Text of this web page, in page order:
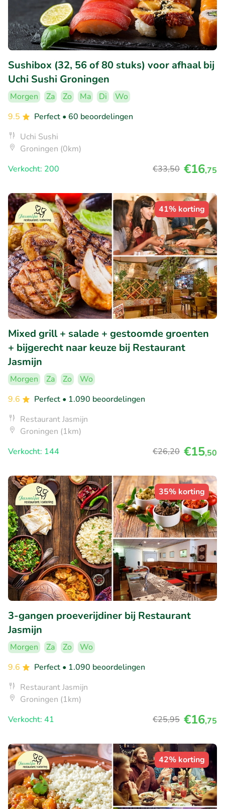
Sushibox (32, 56 of 80 stuks) voor afhaal bij
Uchi Sushi Groningen
Morgen Za Zo Ma Di
Wo
9.5
Perfect • 60 beoordelingen
Uchi Sushi
Groningen (0km)
Verkocht: 200
€33,50 €16,75
41% korting
Mixed grill + salade + gestoomde groenten
+ bijgerecht naar keuze bij Restaurant
Jasmijn
Morgen Za Zo
Wo
9.6
Perfect • 1.090 beoordelingen
Restaurant Jasmijn
Groningen (1km)
Verkocht: 144
€26,20 €15,50
35% korting
3-gangen proeverijdiner bij Restaurant
Jasmijn
Morgen Za Zo
Wo
9.6
Perfect • 1.090 beoordelingen
Restaurant Jasmijn
Groningen (1km)
Verkocht: 41
€25,95 €16,75
42% korting